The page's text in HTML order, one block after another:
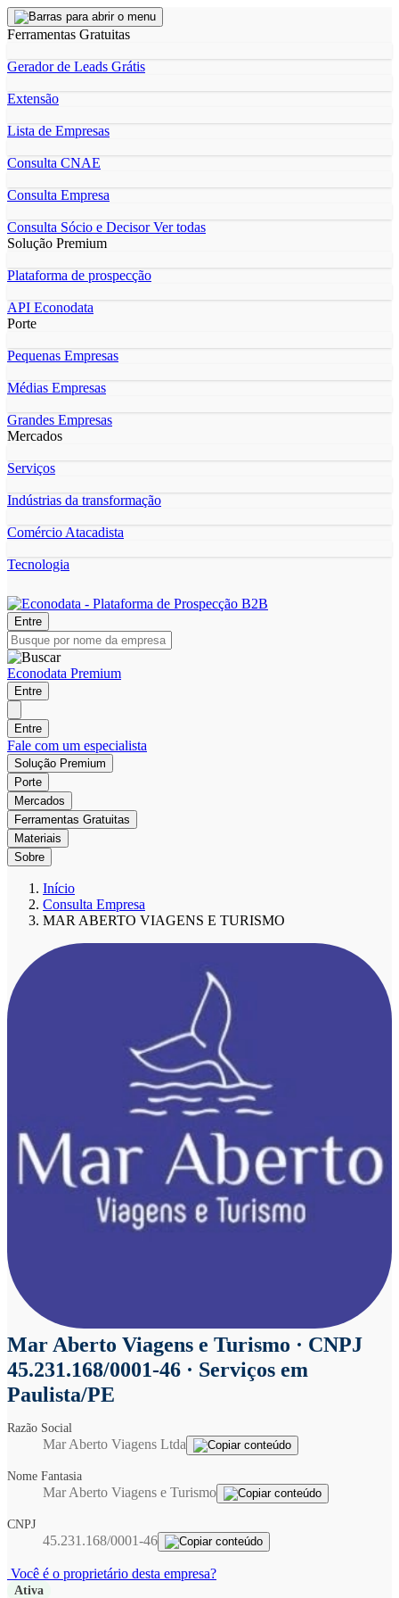
Ferramentas Gratuitas
Gerador de Leads Grátis
Extensão
Lista de Empresas
Consulta CNAE
Consulta Empresa
Consulta Sócio e DecisorVer todas
Solução Premium
Plataforma de prospecção
API Econodata
Porte
Pequenas Empresas
Médias Empresas
Grandes Empresas
Mercados
Serviços
Indústrias da transformação
Comércio Atacadista
Tecnologia
Entre
Econodata Premium
Entre
Entre
Fale com um especialista
Solução Premium
Porte
Mercados
Ferramentas Gratuitas
Materiais
Sobre
Início
Consulta Empresa
MAR ABERTO VIAGENS E TURISMO
Mar Aberto Viagens e Turismo · CNPJ
45.231.168/0001-46 · Serviços em
Paulista/PE
Razão Social
Mar Aberto Viagens Ltda
Nome Fantasia
Mar Aberto Viagens e Turismo
CNPJ
45.231.168/0001-46
Você é o proprietário desta empresa?
Ativa